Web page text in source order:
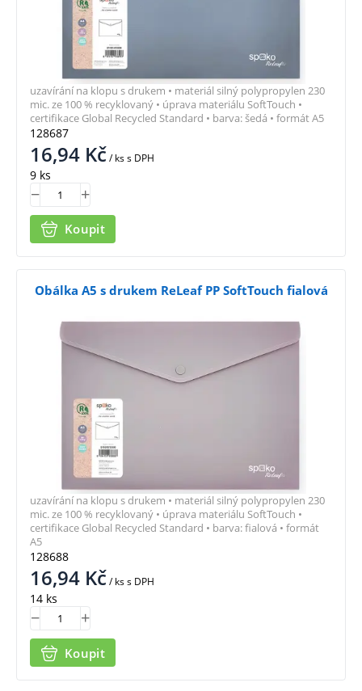
128687
16,94 Kč/ kss DPH
9 ks
Koupit
uzavírání na klopu s drukem • materiál silný polypropylen 230
mic. ze 100 % recyklovaný • úprava materiálu SoftTouch •
certifikace Global Recycled Standard • barva: šedá • formát A5
Obálka A5 s drukem ReLeaf PP SoftTouch fialová
128688
16,94 Kč/ kss DPH
14 ks
Koupit
uzavírání na klopu s drukem • materiál silný polypropylen 230
mic. ze 100 % recyklovaný • úprava materiálu SoftTouch •
certifikace Global Recycled Standard • barva: fialová • formát
A5